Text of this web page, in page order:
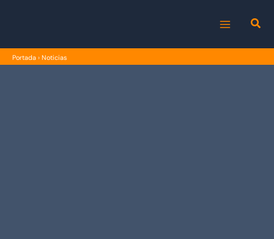
MENU
Portada › Noticias